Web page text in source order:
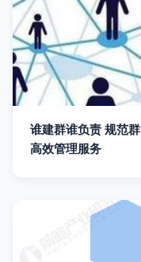
谁建群谁负责 规范
高效管理服务